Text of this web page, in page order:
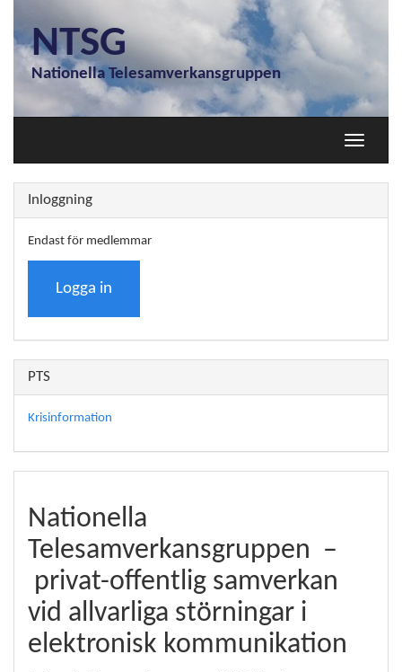
NTSG
Nationella Telesamverkansgruppen
Toggle
Inloggning
Endast för medlemmar
Logga in
PTS
Krisinformation
Nationella
Telesamverkansgruppen –
privat-offentlig samverkan
vid allvarliga störningar i
elektronisk kommunikation